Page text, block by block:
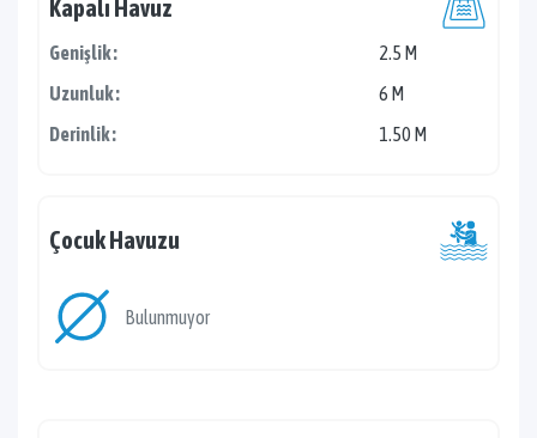
Kapalı Havuz
Genişlik :
2.5 M
Uzunluk :
6 M
Derinlik :
1.50 M
Çocuk Havuzu
Bulunmuyor